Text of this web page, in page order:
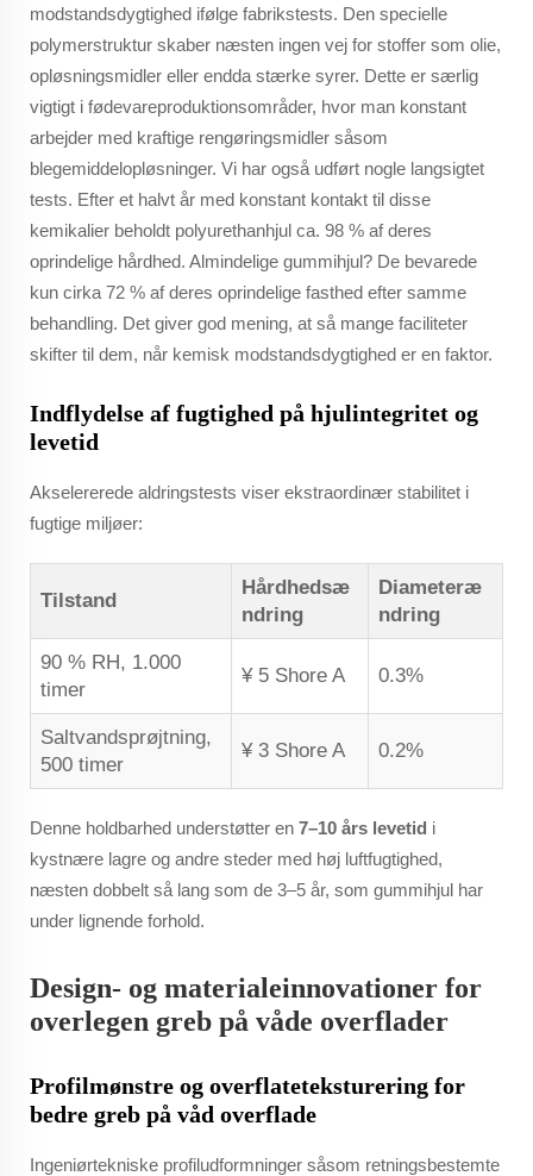
modstandsdygtighed ifølge fabrikstests. Den specielle
polymerstruktur skaber næsten ingen vej for stoffer som olie,
opløsningsmidler eller endda stærke syrer. Dette er særlig
vigtigt i fødevareproduktionsområder, hvor man konstant
arbejder med kraftige rengøringsmidler såsom
blegemiddelopløsninger. Vi har også udført nogle langsigtet
tests. Efter et halvt år med konstant kontakt til disse
kemikalier beholdt polyurethanhjul ca. 98 % af deres
oprindelige hårdhed. Almindelige gummihjul? De bevarede
kun cirka 72 % af deres oprindelige fasthed efter samme
behandling. Det giver god mening, at så mange faciliteter
skifter til dem, når kemisk modstandsdygtighed er en faktor.
Indflydelse af fugtighed på hjulintegritet og
levetid
Akselererede aldringstests viser ekstraordinær stabilitet i
fugtige miljøer:
Tilstand
Hårdhedsæ
ndring
Diameteræ
ndring
90 % RH, 1.000
timer
¥ 5 Shore A 0.3%
Saltvandsprøjtning,
500 timer
¥ 3 Shore A 0.2%
Denne holdbarhed understøtter en 7–10 års levetid i
kystnære lagre og andre steder med høj luftfugtighed,
næsten dobbelt så lang som de 3–5 år, som gummihjul har
under lignende forhold.
Design- og materialeinnovationer for
overlegen greb på våde overflader
Profilmønstre og overflateteksturering for
bedre greb på våd overflade
Ingeniørtekniske profiludformninger såsom retningsbestemte